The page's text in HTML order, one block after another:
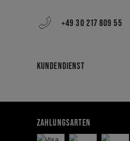
+49 30 217 809 55
KUNDENDIENST
ZAHLUNGSARTEN